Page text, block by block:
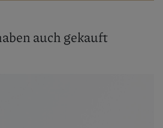
auch gekauft